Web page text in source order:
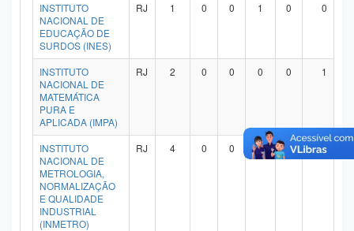
INSTITUTO
NACIONAL DE
EDUCAÇÃO DE
SURDOS (INES)
RJ 1 0 0 1 0 0
INSTITUTO
NACIONAL DE
MATEMÁTICA
PURA E
APLICADA (IMPA)
RJ 2 0 0 0 0 1
INSTITUTO
NACIONAL DE
METROLOGIA,
NORMALIZAÇÃO
E QUALIDADE
INDUSTRIAL
(INMETRO)
RJ 4 0 0 1 0 3